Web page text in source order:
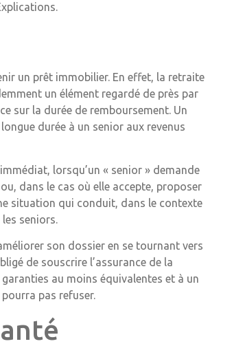
un prêt immobilier. En effet, la retraite
un élément regardé de près par
sur la durée de remboursement. Un
durée à un senior aux revenus
lorsqu’un « senior » demande
dans le cas où elle accepte, proposer
situation qui conduit, dans le contexte
seniors.
son dossier en se tournant vers
de souscrire l’assurance de la
au moins équivalentes et à un
pas refuser.